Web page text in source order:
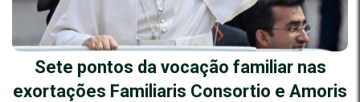
Sete pontos da vocação familiar nas
exortações Familiaris Consortio e Amoris